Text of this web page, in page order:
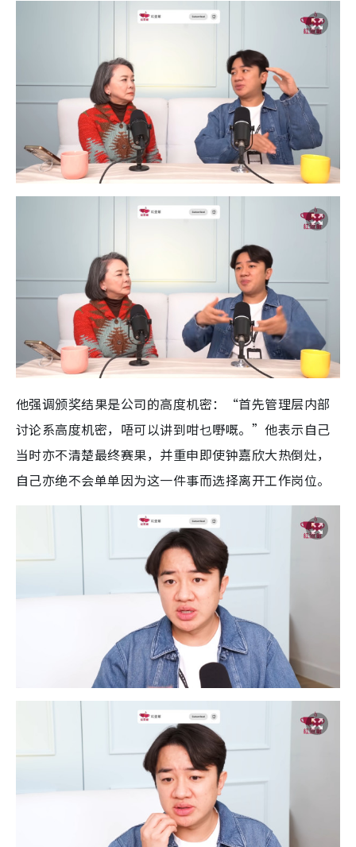
他强调颁奖结果是公司的高度机密：“首先管理层内部
讨论系高度机密，唔可以讲到咁乜嘢嘅。”他表示自己
当时亦不清楚最终赛果，并重申即使钟嘉欣大热倒灶，
自己亦绝不会单单因为这一件事而选择离开工作岗位。